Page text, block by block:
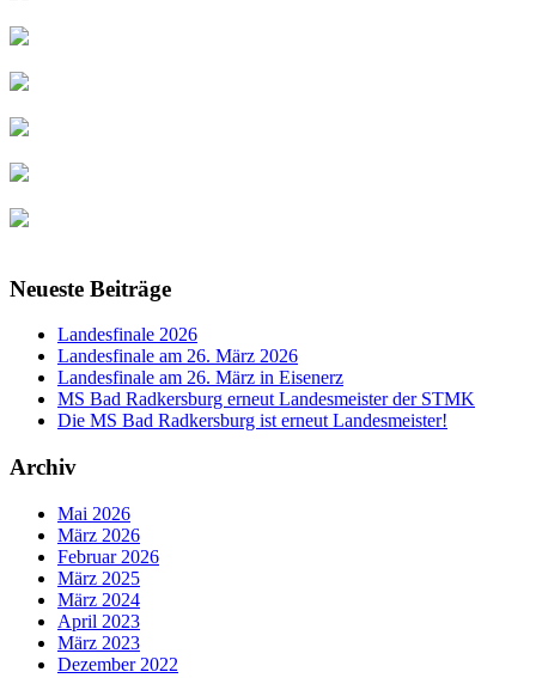
Neueste Beiträge
Landesfinale 2026
Landesfinale am 26. März 2026
Landesfinale am 26. März in Eisenerz
MS Bad Radkersburg erneut Landesmeister der STMK
Die MS Bad Radkersburg ist erneut Landesmeister!
Archiv
Mai 2026
März 2026
Februar 2026
März 2025
März 2024
April 2023
März 2023
Dezember 2022